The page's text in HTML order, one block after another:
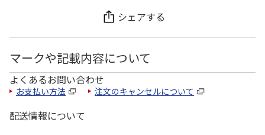
シェアする
マークや記載内容について
よくあるお問い合わせ
お支払い方法 注文のキャンセルについて
配送情報について